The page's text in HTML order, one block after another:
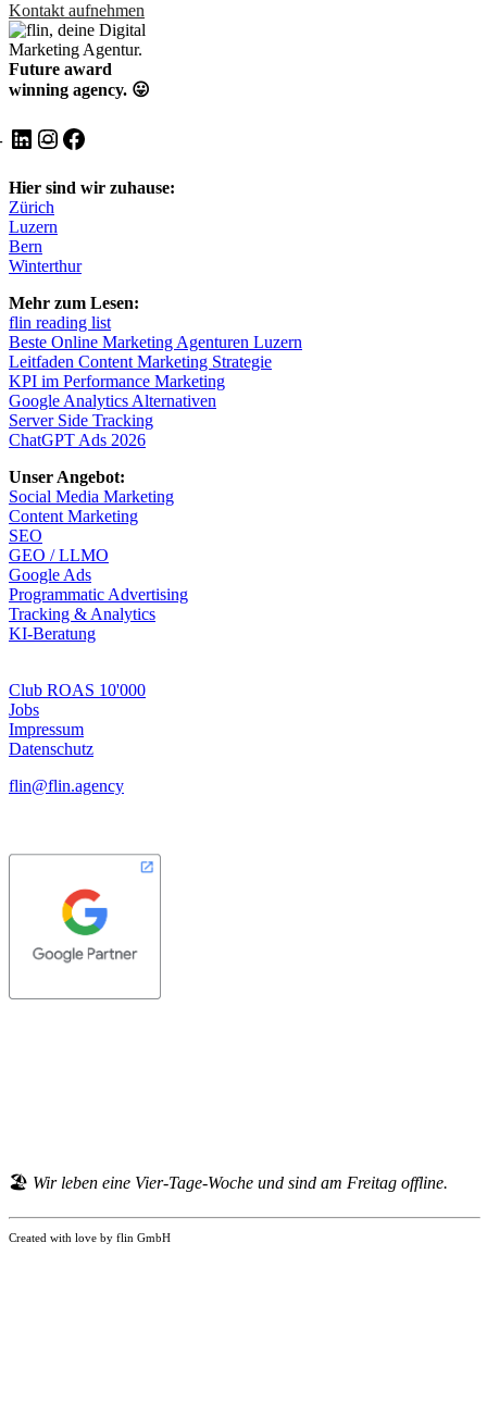
Kontakt aufnehmen
Future award
winning agency. 😛
LinkedIn
Instagram
Facebook
Hier sind wir zuhause:
Zürich
Luzern
Bern
Winterthur
Mehr zum Lesen:
flin reading list
Beste Online Marketing Agenturen Luzern
Leitfaden Content Marketing Strategie
KPI im Performance Marketing
Google Analytics Alternativen
Server Side Tracking
ChatGPT Ads 2026
Unser Angebot:
Social Media Marketing
Content Marketing
SEO
GEO / LLMO
Google Ads
Programmatic Advertising
Tracking & Analytics
KI-Beratung
Club ROAS 10'000
Jobs
Impressum
Datenschutz
flin@flin.agency
🏖 Wir leben eine Vier-Tage-Woche und sind am Freitag offline.
Created with love by flin GmbH